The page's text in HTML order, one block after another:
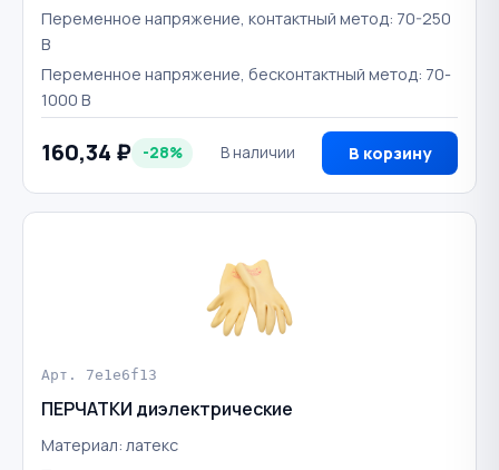
Переменное напряжение, контактный метод: 70-250
В
Переменное напряжение, бесконтактный метод: 70-
1000 В
160,34 ₽ -28% В наличии В корзину
Арт. 7e1e6f13
ПЕРЧАТКИ диэлектрические
Материал: латекс